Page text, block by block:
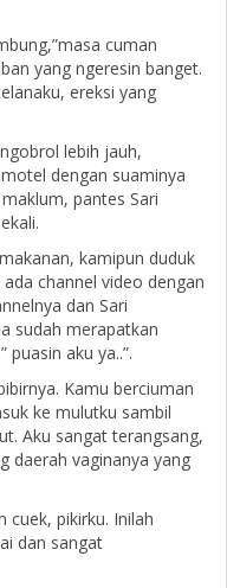
cuman
yang ngeresin banget.
ereksi yang
lebih jauh,
dengan suaminya
pantes Sari
kamipun duduk
channel video dengan
dan Sari
sudah merapatkan
aku ya..”.
Kamu berciuman
ke mulutku sambil
Aku sangat terangsang,
daerah vaginanya yang
pikirku. Inilah
dan sangat